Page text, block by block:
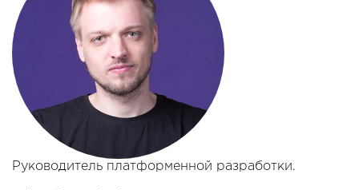
Руководитель платформенной разработки.